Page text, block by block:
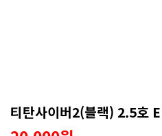
티탄사이버2(블랙) 2.5호